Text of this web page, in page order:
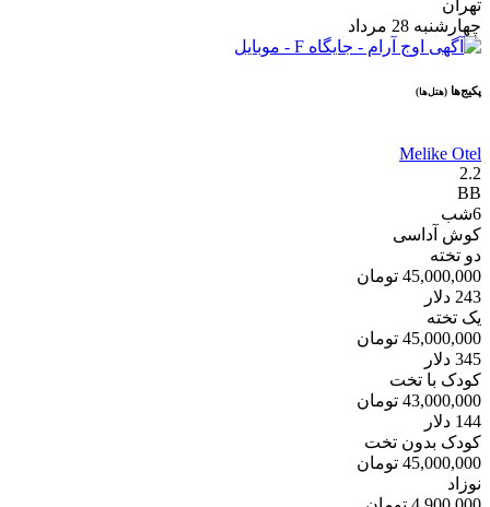
تهران
چهارشنبه 28 مرداد
پکیج‌ها (هتل‌ها)
Melike Otel
2.2
BB
6شب
کوش آداسی
دو تخته
45,000,000 تومان
243 دلار
یک تخته
45,000,000 تومان
345 دلار
کودک با تخت
43,000,000 تومان
144 دلار
کودک بدون تخت
45,000,000 تومان
نوزاد